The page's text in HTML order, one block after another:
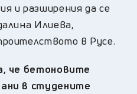
и разширения да се
Илиева,
в Русе.
че бетоновите
в студените